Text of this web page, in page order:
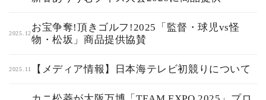
2025.12
お宝争奪!頂きゴルフ!2025「監督・球児vs怪
物・松坂」商品提供協賛
2025.11 【メディア情報】日本海テレビ初競りについて